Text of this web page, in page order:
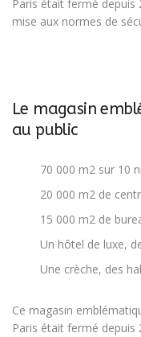
Paris était fermé
mise aux normes de
Le magasin
au public
70 000 m2 sur 10
20 000 m2 de
15 000 m2 de
Un hôtel de luxe,
Une crèche, des
Ce magasin
Paris était fermé